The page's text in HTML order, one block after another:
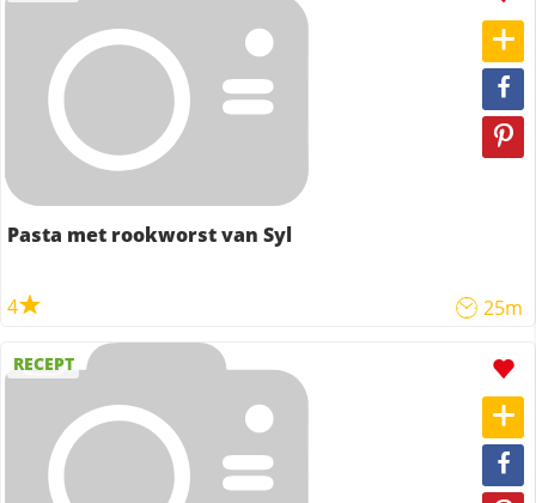
Pasta met rookworst van Syl
4 25m
RECEPT